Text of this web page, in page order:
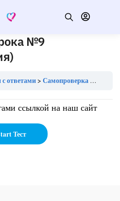
№9
ответами Самопроверка урока №9 (колопроктология)
ссылкой на наш сайт